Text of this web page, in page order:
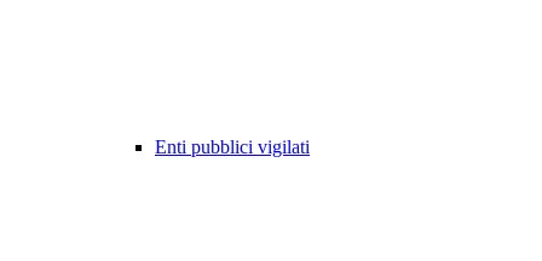
Enti pubblici vigilati